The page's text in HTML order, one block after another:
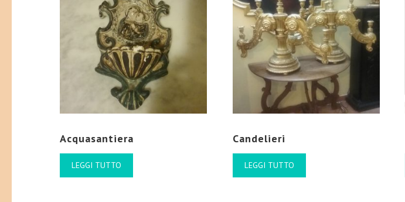
Acquasantiera
LEGGI TUTTO
Candelieri
LEGGI TUTTO